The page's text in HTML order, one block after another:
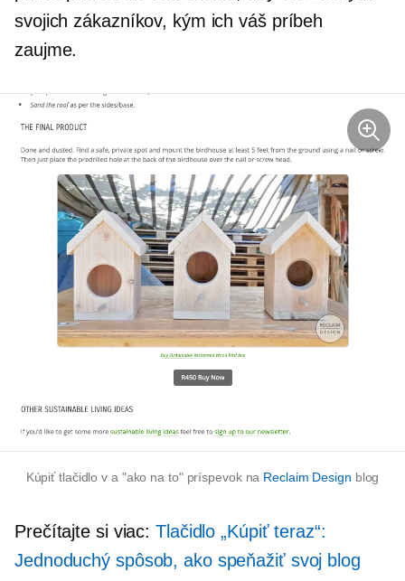
svojich zákazníkov, kým ich váš príbeh
zaujme.
Kúpiť tlačidlo v a "ako na to"príspevok na Reclaim Design blog
Prečítajte si viac: Tlačidlo „Kúpiť teraz“:
Jednoduchý spôsob, ako speňažiť svoj blog